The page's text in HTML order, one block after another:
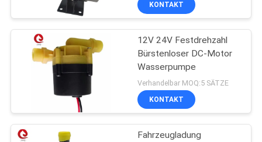
KONTAKT
12V 24V Festdrehzahl
Bürstenloser DC-Motor
Wasserpumpe
Verhandelbar MOQ:5 SÄTZE
KONTAKT
Fahrzeugladung